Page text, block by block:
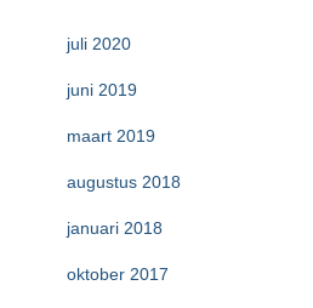
juli 2020
juni 2019
maart 2019
augustus 2018
januari 2018
oktober 2017